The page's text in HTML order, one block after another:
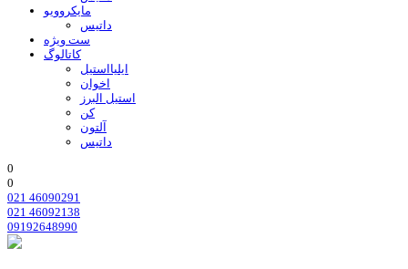
مایکروویو
داتیس
ست ویژه
کاتالوگ
ایلیااستیل
اخوان
استیل البرز
کن
آلتون
داتیس
0
0
021 46090291
021 46092138
09192648990